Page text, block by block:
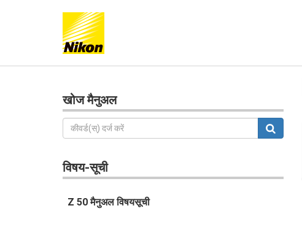
खोज मैनुअल
विषय-सूची
Z 50 मैनुअल विषयसूची